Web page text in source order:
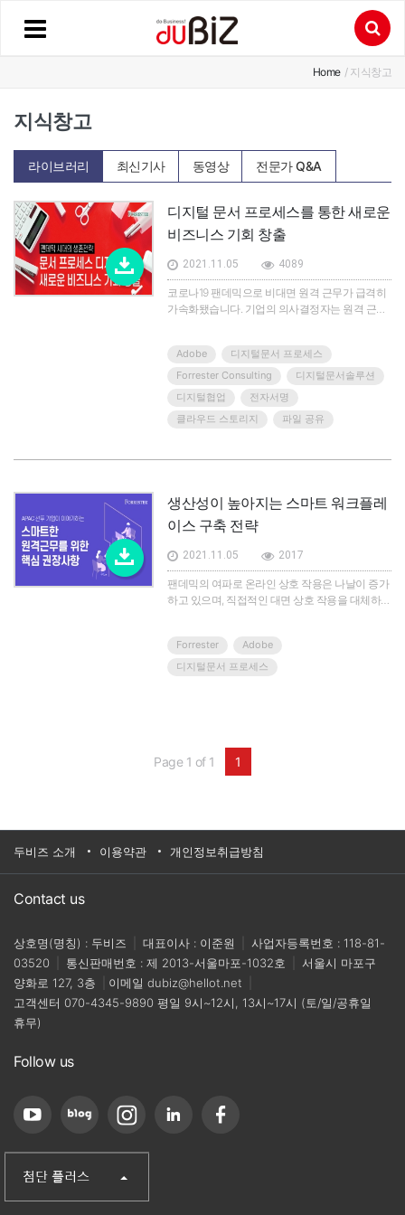
Home / 지식창고
지식창고
라이브러리 최신기사 동영상 전문가 Q&A
디지털 문서 프로세스를 통한 새로운
비즈니스 기회 창출
2021.11.05 4089
코로나19 팬데믹으로 비대면 원격 근무가 급격히
가속화됐습니다. 기업의 의사결정자는 원격 근무
벌 팬데믹 시기에 비즈니스 연속성을 유지하려는
노력은 워크플레이스의 새로운 패러다임을 가져
왔습니다. 바로 '디지털 문서 솔루션'입니다. 디지
털 협업 및 생산성 향상 기술이 빠른 속도로 도입
이 되고, 특히 파일 공유, 전자 서명, 클라우드 스토
에 디지털 문서 처리를 담당하는 450명의 고위 IT
및 비즈니스 의사결정자를 대상으로 온라인 설문
조사를 실시했습니다.이 설문조사의 72% 응답자
는 "디지털 문서 프로세스를 통해 조직은 예상치
못한 상황에서 비즈니스 연속성을 더 원활하게 유
지할 수 있다"라고 대답했습니다. 이처럼 디지털
문서를 가상으로 안전하게 공유, 검토, 서명, 저장
즈니스 필수 요소로 바뀌고 있는 디지털 문서 프로
세스'에 대해 설명합니다.
Adobe
디지털문서 프로세스
Forrester Consulting
디지털문서솔루션
디지털협업
전자서명
클라우드 스토리지
파일 공유
생산성이 높아지는 스마트 워크플레
이스 구축 전략
2021.11.05 2017
팬데믹의 여파로 온라인 상호 작용은 나날이 증가
하고 있으며, 직접적인 대면 상호 작용을 대체하는
원 협업을 지원하기 위해, 디지털 역량을 재평가해
디지털 문서 프로세스를 최우선으로 삼아야 합니
APAC 지역에 비즈니스 기반을 둔 기업에서 디지
털 문서 처리를 담당하는 450명의 고위 IT 및 비즈
니스 의사결정자를 대상으로 온라인 설문조사를
지털 대안이 부족해 더 많은 비즈니스 위험에 처한
것으로 나타났습니다.디지털 문서 프로세스의 활
용과 기업의 비즈니스 연속성 유지 능력 사이에는
상관 관계가 있습니다. 탄력성이 가장 뛰어난 조직
이 표준이 되고 있는 세상에 신속히 적응해 문서를
디지털화한다면 직원과 고객을 보다 효과적으로
‘2020년 디지털 문서 프로세스: APAC 집중 분
석’입니다.
Forrester
Adobe
디지털문서 프로세스
Page 1 of 1 1
두비즈 소개 이용약관 개인정보취급방침
Contact us
상호명(명칭) : 두비즈 대표이사 : 이준원
사업자등록번호 : 118-81-
03520
통신판매번호 : 제 2013-서울마포-1032호
서울시 마포구
양화로 127, 3층
이메일 dubiz@hellot.net
고객센터 070-4345-9890 평일 9시~12시, 13시~17시 (토/일/공휴일
휴무)
Follow us
(주)첨단
산업단지신문